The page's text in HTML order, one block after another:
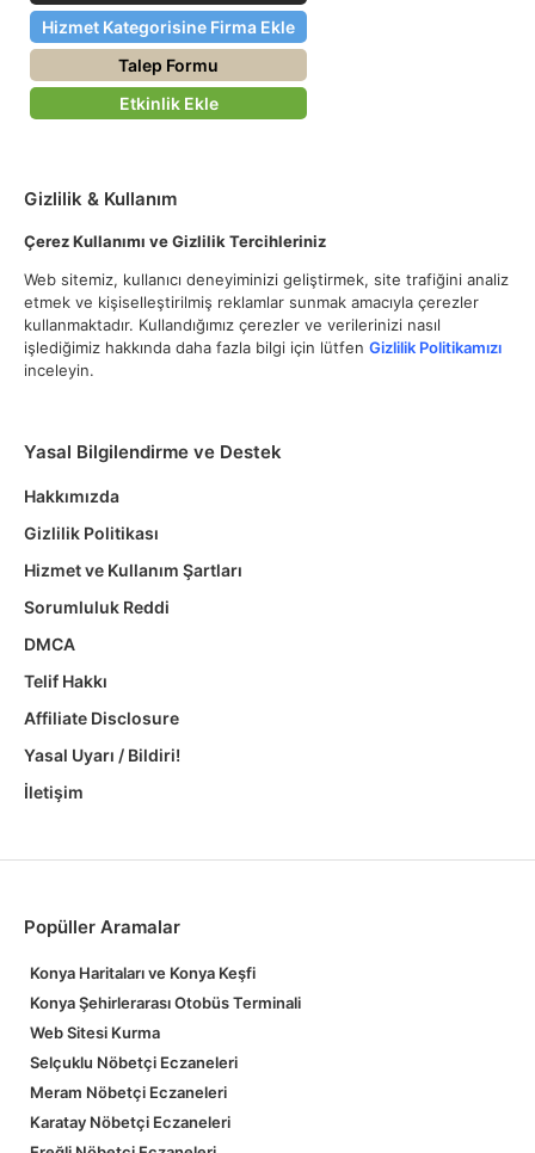
Hizmet Kategorisine Firma Ekle
Talep Formu
Etkinlik Ekle
Gizlilik & Kullanım
Çerez Kullanımı ve Gizlilik Tercihleriniz
Web sitemiz, kullanıcı deneyiminizi geliştirmek, site trafiğini analiz
etmek ve kişiselleştirilmiş reklamlar sunmak amacıyla çerezler
kullanmaktadır. Kullandığımız çerezler ve verilerinizi nasıl
işlediğimiz hakkında daha fazla bilgi için lütfen Gizlilik Politikamızı
inceleyin.
Yasal Bilgilendirme ve Destek
Hakkımızda
Gizlilik Politikası
Hizmet ve Kullanım Şartları
Sorumluluk Reddi
DMCA
Telif Hakkı
Affiliate Disclosure
Yasal Uyarı / Bildiri!
İletişim
Popüller Aramalar
Konya Haritaları ve Konya Keşfi
Konya Şehirlerarası Otobüs Terminali
Web Sitesi Kurma
Selçuklu Nöbetçi Eczaneleri
Meram Nöbetçi Eczaneleri
Karatay Nöbetçi Eczaneleri